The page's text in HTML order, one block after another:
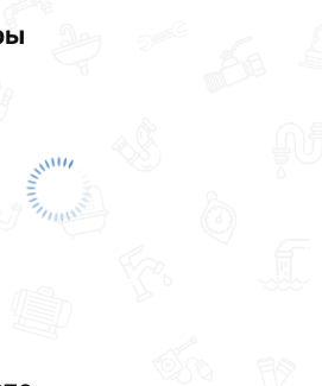
менеджеры обработают
и отзывами.